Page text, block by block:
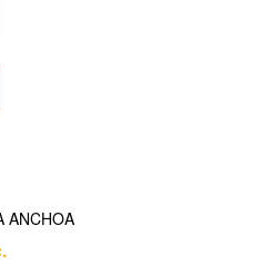
ANCHOA